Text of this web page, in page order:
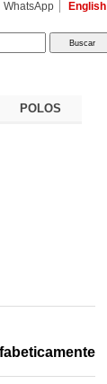
WhatsApp English
POLOS